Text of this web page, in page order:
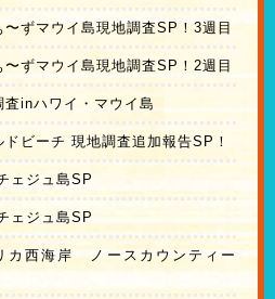
〜ずマウイ島現地調査SP！3週目
〜ずマウイ島現地調査SP！2週目
査inハワイ・マウイ島
ドビーチ 現地調査追加報告SP！
ェジュ島SP
ェジュ島SP
カ西海岸 ノースカウンティー